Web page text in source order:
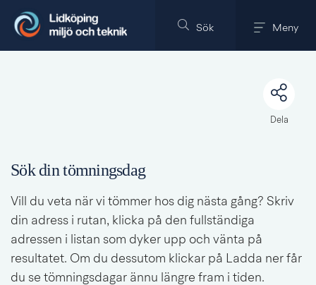
Sök Meny
Dela
Sök din tömningsdag
Vill du veta när vi tömmer hos dig nästa gång? Skriv
din adress i rutan, klicka på den fullständiga
adressen i listan som dyker upp och vänta på
resultatet. Om du dessutom klickar på Ladda ner får
du se tömningsdagar ännu längre fram i tiden.